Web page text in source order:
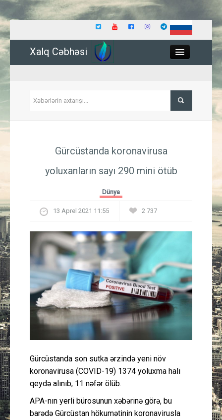
Xalq Cəbhəsi
İqtisadiyyat
Güney Azərbaycan
Mədəniyyət
Müsahibə
İdman
Gündəm
Peşə etikası
Gürcüstanda koronavirusa
yoluxanların sayı 290 mini ötüb
Dünya
13 Aprel 2021 11:55 2 737
Gürcüstanda son sutka ərzində yeni növ
koronavirusa (COVID-19) 1374 yoluxma halı
qeydə alınıb, 11 nəfər ölüb.
APA-nın yerli bürosunun xəbərinə görə, bu
barədə Gürcüstan hökumətinin koronavirusla